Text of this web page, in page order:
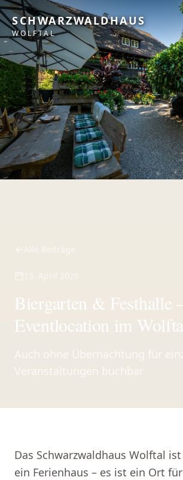
SCHWARZWALDHAUS
WOLFTAL
Biergarten & Festhalle
Eventlocation im
Auch ohne Übernachtung für
Veranstaltungen buchbar
Das Schwarzwaldhaus Wolftal
ein Ferienhaus – es ist ein Ort